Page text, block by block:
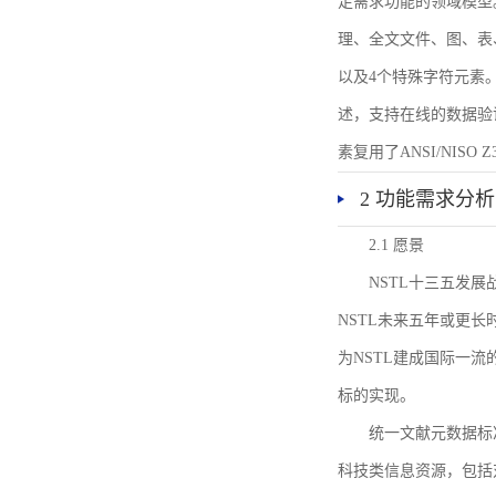
理、全文文件、图、
以及4个特殊字符元素
述，支持在线的数据
素复用了ANSI/NISO
2 功能需求分析
2.1 愿景
NSTL十三五发展
NSTL未来五年或更长
为NSTL建成国际一流
标的实现。
统一文献元数据
科技类信息资源，包